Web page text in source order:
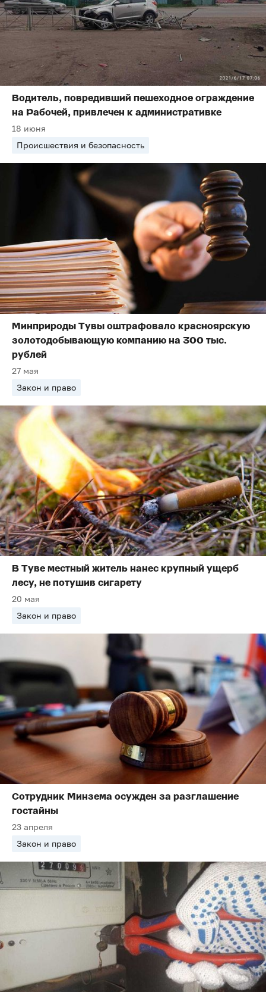
Водитель, повредивший пешеходное ограждение
на Рабочей, привлечен к административке
18 июня
Происшествия и безопасность
Минприроды Тувы оштрафовало красноярскую
золотодобывающую компанию на 300 тыс.
рублей
27 мая
Закон и право
В Туве местный житель нанес крупный ущерб
лесу, не потушив сигарету
20 мая
Закон и право
Сотрудник Минзема осужден за разглашение
гостайны
23 апреля
Закон и право